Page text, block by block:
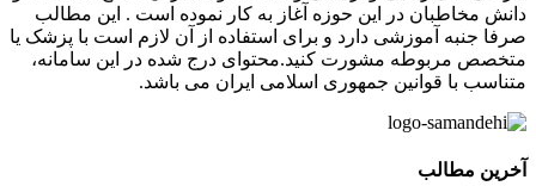
دانش مخاطبان در این حوزه آغاز به کار نموده است . این مطالب
صرفا جنبه آموزشی دارد و برای استفاده از آن لازم است با پزشک یا
متخصص مربوطه مشورت کنید.محتوای درج شده در این سامانه،
متناسب با قوانین جمهوری اسلامی ایران می باشد.
آخرین مطالب